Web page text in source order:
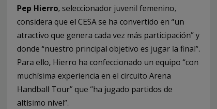
Pep Hierro, seleccionador juvenil femenino,
considera que el CESA se ha convertido en “un
atractivo que genera cada vez más participación” y
donde “nuestro principal objetivo es jugar la final”.
Para ello, Hierro ha confeccionado un equipo “con
muchísima experiencia en el circuito Arena
Handball Tour” que “ha jugado partidos de
altísimo nivel”.